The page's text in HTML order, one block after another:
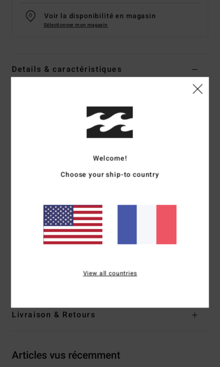
Voir la disponibilité en magasin
Sélectionner mon magasin
Details & caractéristiques
Code couleur
mélange de coton et polyester
Construction :Casquette à 5 pans non structurée
Logotage :Étiquette tissée au centre de la couronne
Composition[Matière principale] 90% coton, 10%
Traçabilité du produit (Loi Agec)
Livraison & Retours
Articles vus récemment
Welcome!
Choose your ship-to country
View all countries